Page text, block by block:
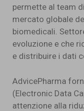
permette al team
mercato globale
biomedicali.
evoluzione e che
e distribuire i dati
AdvicePharma
(Electronic Data
attenzione alla